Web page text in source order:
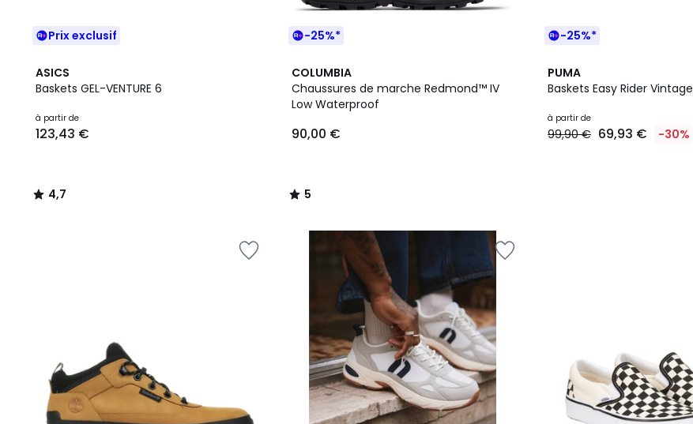
Prix exclusif
ASICS
Baskets GEL-VENTURE 6
à partir de
123,43 €
4,7
/ 5
4,7
/
-25%*
COLUMBIA
Chaussures de marche Redmond™ IV
Low Waterproof
90,00 €
5
/
5
5
/
-25%*
PUMA
Baskets Easy Rider Vintage
à partir de
99,90 € 69,93 € -30%
3
Couleurs